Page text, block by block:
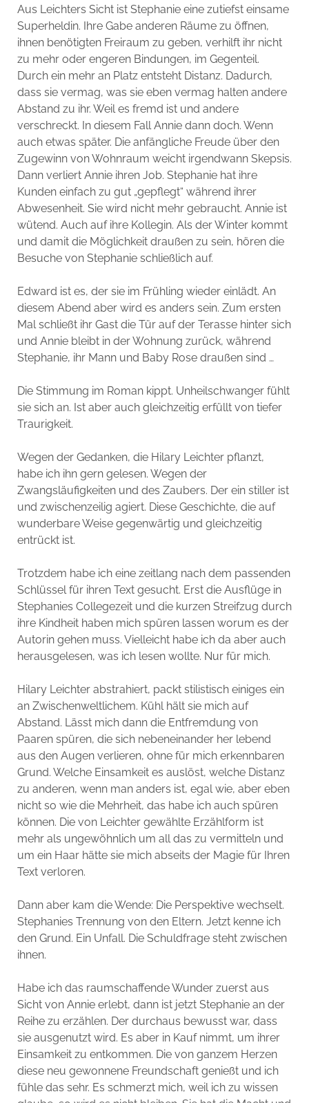
Aus Leichters Sicht ist Stephanie eine zutiefst einsame
Superheldin. Ihre Gabe anderen Räume zu öffnen,
ihnen benötigten Freiraum zu geben, verhilft ihr nicht
zu mehr oder engeren Bindungen, im Gegenteil.
Durch ein mehr an Platz entsteht Distanz. Dadurch,
dass sie vermag, was sie eben vermag halten andere
Abstand zu ihr. Weil es fremd ist und andere
verschreckt. In diesem Fall Annie dann doch. Wenn
auch etwas später. Die anfängliche Freude über den
Zugewinn von Wohnraum weicht irgendwann Skepsis.
Dann verliert Annie ihren Job. Stephanie hat ihre
Kunden einfach zu gut „gepflegt“ während ihrer
Abwesenheit. Sie wird nicht mehr gebraucht. Annie ist
wütend. Auch auf ihre Kollegin. Als der Winter kommt
und damit die Möglichkeit draußen zu sein, hören die
Besuche von Stephanie schließlich auf.
Edward ist es, der sie im Frühling wieder einlädt. An
diesem Abend aber wird es anders sein. Zum ersten
Mal schließt ihr Gast die Tür auf der Terasse hinter sich
und Annie bleibt in der Wohnung zurück, während
Stephanie, ihr Mann und Baby Rose draußen sind …
Die Stimmung im Roman kippt. Unheilschwanger fühlt
sie sich an. Ist aber auch gleichzeitig erfüllt von tiefer
Traurigkeit.
Wegen der Gedanken, die Hilary Leichter pflanzt,
habe ich ihn gern gelesen. Wegen der
Zwangsläufigkeiten und des Zaubers. Der ein stiller ist
und zwischenzeilig agiert. Diese Geschichte, die auf
wunderbare Weise gegenwärtig und gleichzeitig
entrückt ist.
Trotzdem habe ich eine zeitlang nach dem passenden
Schlüssel für ihren Text gesucht. Erst die Ausflüge in
Stephanies Collegezeit und die kurzen Streifzug durch
ihre Kindheit haben mich spüren lassen worum es der
Autorin gehen muss. Vielleicht habe ich da aber auch
herausgelesen, was ich lesen wollte. Nur für mich.
Hilary Leichter abstrahiert, packt stilistisch einiges ein
an Zwischenweltlichem. Kühl hält sie mich auf
Abstand. Lässt mich dann die Entfremdung von
Paaren spüren, die sich nebeneinander her lebend
aus den Augen verlieren, ohne für mich erkennbaren
Grund. Welche Einsamkeit es auslöst, welche Distanz
zu anderen, wenn man anders ist, egal wie, aber eben
nicht so wie die Mehrheit, das habe ich auch spüren
können. Die von Leichter gewählte Erzählform ist
mehr als ungewöhnlich um all das zu vermitteln und
um ein Haar hätte sie mich abseits der Magie für Ihren
Text verloren.
Dann aber kam die Wende: Die Perspektive wechselt.
Stephanies Trennung von den Eltern. Jetzt kenne ich
den Grund. Ein Unfall. Die Schuldfrage steht zwischen
ihnen.
Habe ich das raumschaffende Wunder zuerst aus
Sicht von Annie erlebt, dann ist jetzt Stephanie an der
Reihe zu erzählen. Der durchaus bewusst war, dass
sie ausgenutzt wird. Es aber in Kauf nimmt, um ihrer
Einsamkeit zu entkommen. Die von ganzem Herzen
diese neu gewonnene Freundschaft genießt und ich
fühle das sehr. Es schmerzt mich, weil ich zu wissen